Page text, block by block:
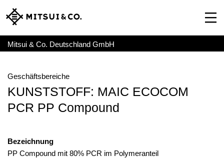
Mitsui & Co. Deutschland GmbH
Geschäftsbereiche
KUNSTSTOFF: MAIC ECOCOM
PCR PP Compound
Bezeichnung
PP Compound mit 80% PCR im Polymeranteil